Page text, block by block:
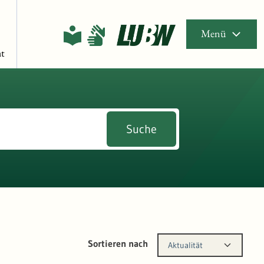
Menü
Suche
Sortieren nach Aktualität